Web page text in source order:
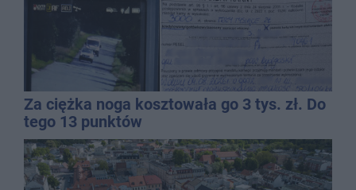
Za ciężka noga kosztowała go 3 tys. zł. Do
tego 13 punktów